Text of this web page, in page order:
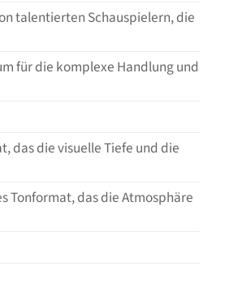
talentierten Schauspielern, die
für die komplexe Handlung und
das die visuelle Tiefe und die
Tonformat, das die Atmosphäre